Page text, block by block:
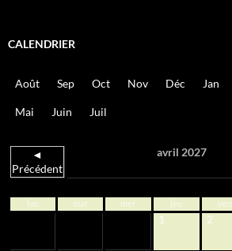
CALENDRIER
Août Sep Oct Nov Déc Jan
Mai Juin Juil
◄
Précédent
avril 2027
lun mar mer jeu ven
1 2